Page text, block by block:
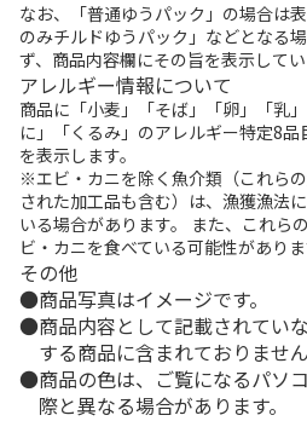
なお、「普通ゆうパック」の場合は
のみチルドゆうパック」などとなる
ず、商品内容欄にその旨を表示してい
アレルギー情報について
商品に「小麦」「そば」「卵」「乳
に」「くるみ」のアレルギー特定8
を表示します。
※エビ・カニを除く魚介類（これら
された加工品も含む）は、漁獲漁法
いる場合があります。 また、これら
ビ・カニを食べている可能性がありま
その他
商品写真はイメージです。
商品内容として記載されてい
する商品に含まれておりません
商品の色は、ご覧になるパソ
際と異なる場合があります。